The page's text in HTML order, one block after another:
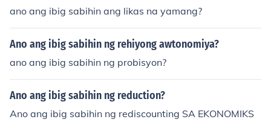
ano ang ibig sabihin ang likas na yamang?
Ano ang ibig sabihin ng rehiyong awtonomiya?
ano ang ibig sabihin ng probisyon?
Ano ang ibig sabihin ng reduction?
Ano ang ibig sabihin ng rediscounting SA EKONOMIKS